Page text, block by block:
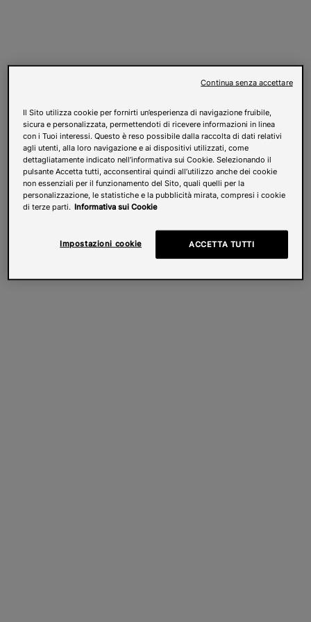
Il Sito utilizza cookie per fornirti un’esperienza di navigazione fruibile,
sicura e personalizzata, permettendoti di ricevere informazioni in linea
con i Tuoi interessi. Questo è reso possibile dalla raccolta di dati relativi
agli utenti, alla loro navigazione e ai dispositivi utilizzati, come
dettagliatamente indicato nell’informativa sui Cookie. Selezionando il
pulsante Accetta tutti, acconsentirai quindi all’utilizzo anche dei cookie
non essenziali per il funzionamento del Sito, quali quelli per la
personalizzazione, le statistiche e la pubblicità mirata, compresi i cookie
di terze parti. Informativa sui Cookie
Impostazioni cookie ACCETTA TUTTI
Continua senza accettare